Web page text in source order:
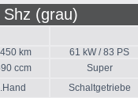
(grau)
km 61 kW / 83 PS
ccm Super
Schaltgetriebe